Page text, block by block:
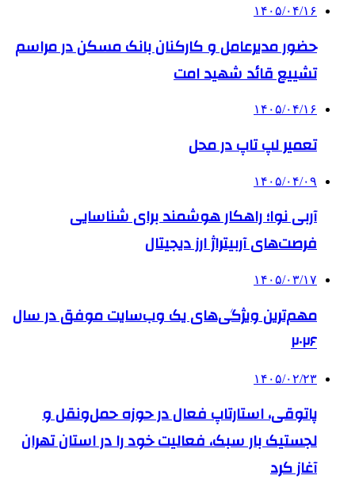
۱۴۰۵/۰۴/۱۶
حضور مدیرعامل و کارکنان بانک مسکن در مراسم
تشییع قائد شهید امت
۱۴۰۵/۰۴/۱۶
تعمیر لپ تاپ در محل
۱۴۰۵/۰۴/۰۹
آربی نوا؛ راهکار هوشمند برای شناسایی
فرصت‌های آربیتراژ ارز دیجیتال
۱۴۰۵/۰۳/۱۷
مهم‌ترین ویژگی‌های یک وب‌سایت موفق در سال
۲۰۲۶
۱۴۰۵/۰۲/۲۳
پاتوقی، استارتاپ فعال در حوزه حمل‌ونقل و
لجستیک بار سبک، فعالیت خود را در استان تهران
آغاز کرد